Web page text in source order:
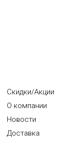
Скидки/Акции
О компании
Новости
Доставка